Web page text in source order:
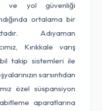
ve yol güvenliği
ortalama bir
Adıyaman
Kırıkkale varış
takip sistemleri ile
sarsıntıdan
özel süspansiyon
aparatlarına